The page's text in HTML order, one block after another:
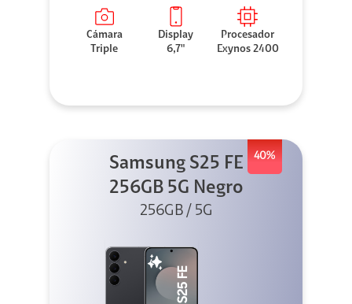
Cámara
Triple
Display
6,7"
Procesador
Exynos 2400
40%
Samsung S25 FE
256GB 5G Negro
256GB / 5G